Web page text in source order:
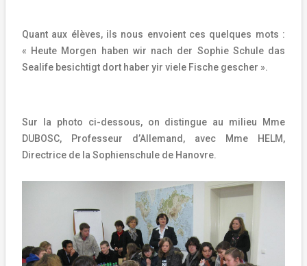
Quant aux élèves, ils nous envoient ces quelques mots :
« Heute Morgen haben wir nach der Sophie Schule das
Sealife besichtigt dort haber yir viele Fische gescher ».
Sur la photo ci-dessous, on distingue au milieu Mme
DUBOSC, Professeur d’Allemand, avec Mme HELM,
Directrice de la Sophienschule de Hanovre.